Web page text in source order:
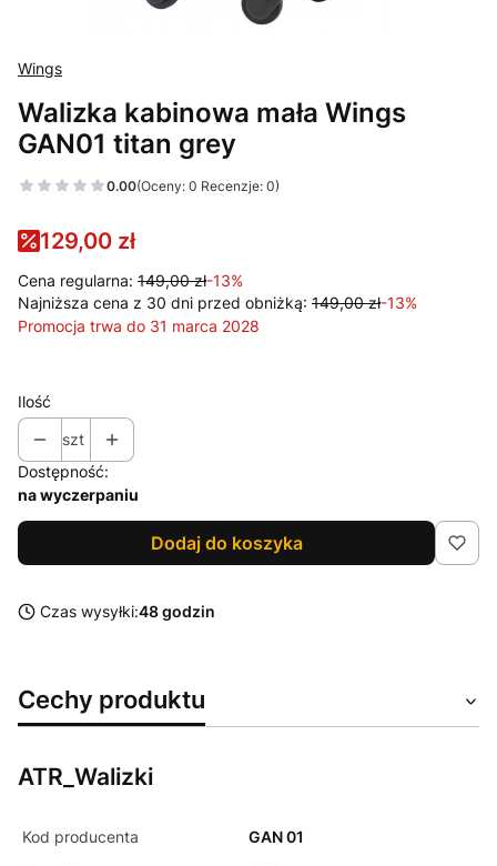
Wings
Walizka kabinowa mała Wings
GAN01 titan grey
0.00(Oceny: 0 Recenzje: 0)
129,00 zł
Cena regularna: 149,00 zł-13%
Najniższa cena z 30 dni przed obniżką: 149,00 zł-13%
Promocja trwa do 31 marca 2028
Ilość
szt
Dostępność:
na wyczerpaniu
Dodaj do koszyka
Czas wysyłki:48 godzin
Cechy produktu
ATR_Walizki
Kod producenta GAN 01